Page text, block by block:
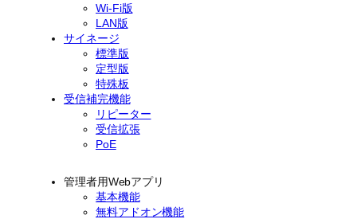
Wi-Fi版
LAN版
サイネージ
標準版
定型版
特殊板
受信補完機能
リピーター
受信拡張
PoE
管理者用Webアプリ
基本機能
無料アドオン機能